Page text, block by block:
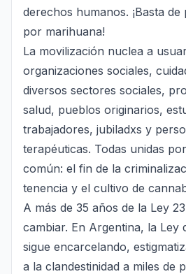
derechos humanos. ¡Basta
por marihuana!
La movilización nuclea a
organizaciones sociales,
diversos sectores sociales,
salud, pueblos originarios,
trabajadores, jubiladxs y
terapéuticas. Todas unidas
común: el fin de la
tenencia y el cultivo de
A más de 35 años de la Ley
cambiar. En Argentina, la Ley
sigue encarcelando,
a la clandestinidad a miles de